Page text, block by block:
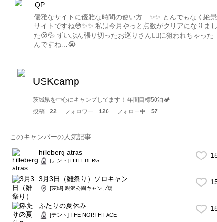
QP
優雅なサイトに優雅な時間の使い方…✨✨ とんでもなく絶景
サイトですね😳✨✨ 私は今月やっと点数がクリアになりまし
た😵💦 ずいぶん張り切ったお巡りさん👮‍♀️に狙われちゃった
んですね…😭
USKcamp
茨城県を中心にキャンプしてます！ 年間目標50泊🏕
投稿
22 フォロワー 126 フォロー中 57
このキャンパーの人気記事
hilleberg atras
[テント] HILLEBERG
3月3日（雛祭り）ソロキャン
[茨城] 親沢公園キャンプ場
ふたりの夏休み
[テント] THE NORTH FACE